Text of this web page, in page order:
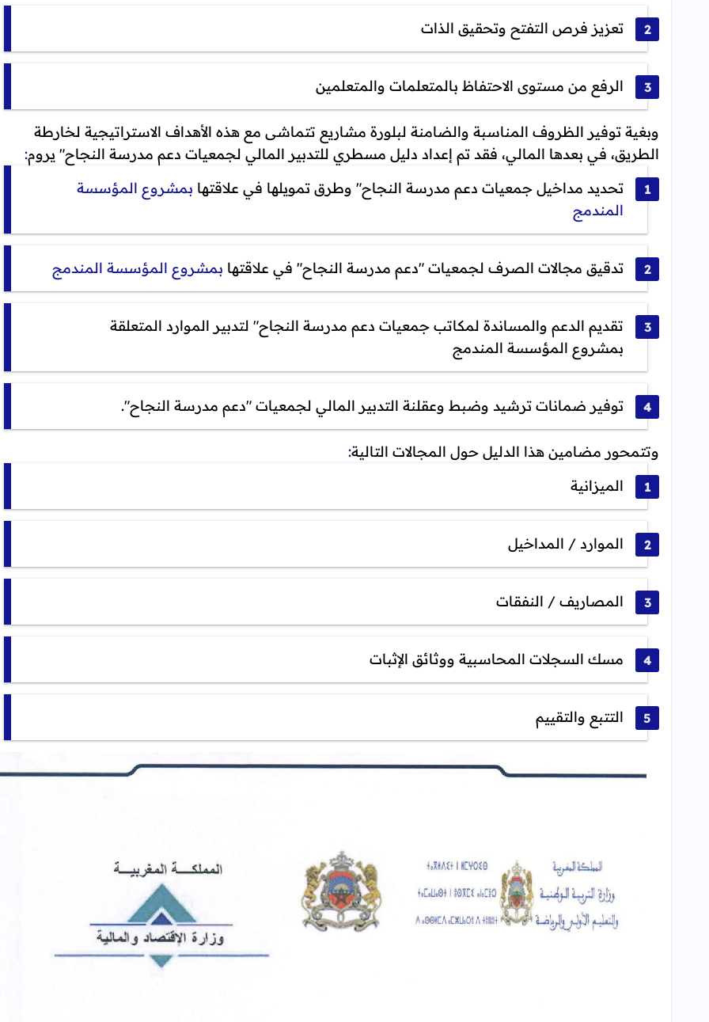
تعزيز فرص التفتح وتحقيق الذات
الرفع من مستوى الاحتفاظ بالمتعلمات والمتعلمين
وبغية توفير الظروف المناسبة والضامنة لبلورة مشاريع تتماشى مع هذه الأهداف الاستراتيجية لخارطة
الطريق، في بعدها المالي، فقد تم إعداد دليل مسطري للتدبير المالي لجمعيات دعم مدرسة النجاح" يروم:
تحديد مداخيل جمعيات دعم مدرسة النجاح" وطرق تمويلها في علاقتها بمشروع المؤسسة
المندمج
تدقيق مجالات الصرف لجمعيات "دعم مدرسة النجاح" في علاقتها بمشروع المؤسسة المندمج
تقديم الدعم والمساندة لمكاتب جمعيات دعم مدرسة النجاح" لتدبير الموارد المتعلقة
بمشروع المؤسسة المندمج
توفير ضمانات ترشيد وضبط وعقلنة التدبير المالي لجمعيات "دعم مدرسة النجاح".
وتتمحور مضامين هذا الدليل حول المجالات التالية:
الميزانية
الموارد / المداخيل
المصاريف / النفقات
مسك السجلات المحاسبية ووثائق الإثبات
التتبع والتقييم